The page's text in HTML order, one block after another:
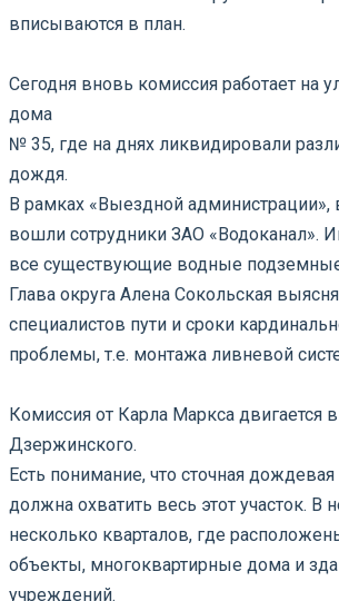
вписываются в план.
Сегодня вновь комиссия работает на
дома
№ 35, где на днях ликвидировали
дождя.
В рамках «Выездной администрации»,
вошли сотрудники ЗАО «Водоканал».
все существующие водные
Глава округа Алена Сокольская
специалистов пути и сроки
проблемы, т.е. монтажа ливневой
Комиссия от Карла Маркса двигается в
Дзержинского.
Есть понимание, что сточная
должна охватить весь этот участок. В
несколько кварталов, где
объекты, многоквартирные дома и
учреждений.